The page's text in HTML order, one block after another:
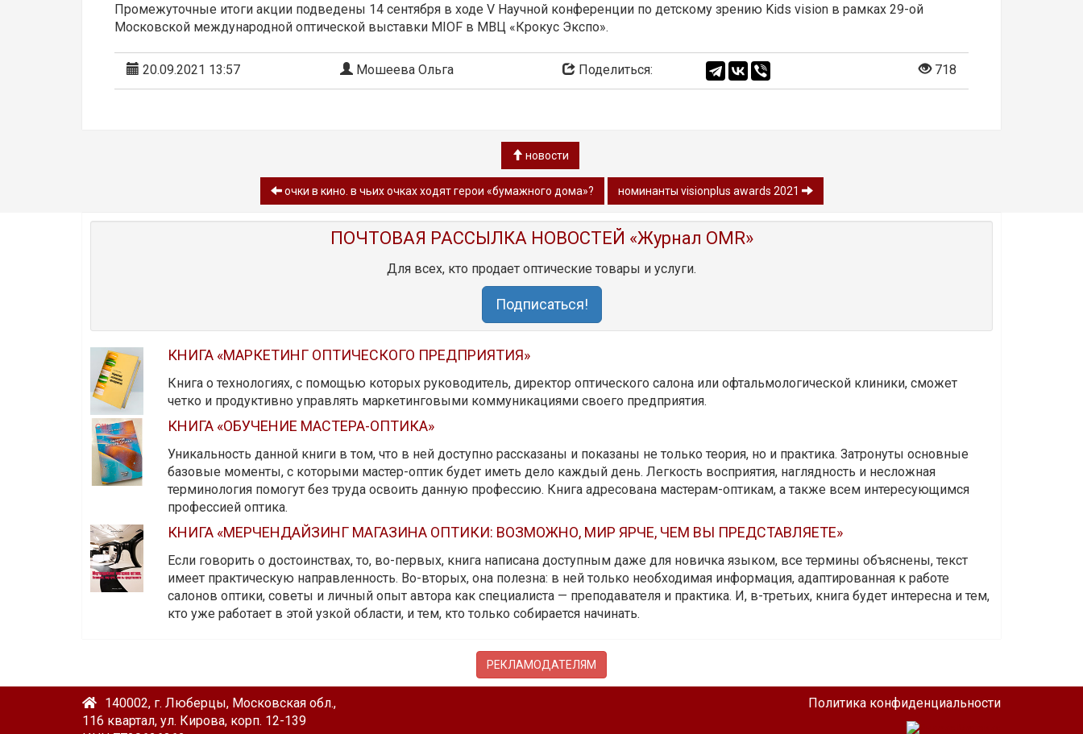
Промежуточные итоги акции подведены 14 сентября в ходе V Научной конференции по детскому зрению Kids vision в рамках 29-ой
Московской международной оптической выставки MIOF в МВЦ «Крокус Экспо».
20.09.2021 13:57 Мошеева Ольга Поделиться: 718
новости
очки в кино. в чьих очках ходят герои «бумажного дома»? номинанты visionplus awards 2021
ПОЧТОВАЯ РАССЫЛКА НОВОСТЕЙ «Журнал OMR»
Для всех, кто продает оптические товары и услуги.
Подписаться!
КНИГА «МАРКЕТИНГ ОПТИЧЕСКОГО ПРЕДПРИЯТИЯ»
Книга о технологиях, с помощью которых руководитель, директор оптического салона или офтальмологической клиники, сможет
четко и продуктивно управлять маркетинговыми коммуникациями своего предприятия.
КНИГА «ОБУЧЕНИЕ МАСТЕРА-ОПТИКА»
Уникальность данной книги в том, что в ней доступно рассказаны и показаны не только теория, но и практика. Затронуты основные
базовые моменты, с которыми мастер-оптик будет иметь дело каждый день. Легкость восприятия, наглядность и несложная
терминология помогут без труда освоить данную профессию. Книга адресована мастерам-оптикам, а также всем интересующимся
профессией оптика.
КНИГА «МЕРЧЕНДАЙЗИНГ МАГАЗИНА ОПТИКИ: ВОЗМОЖНО, МИР ЯРЧЕ, ЧЕМ ВЫ ПРЕДСТАВЛЯЕТЕ»
Если говорить о достоинствах, то, во-первых, книга написана доступным даже для новичка языком, все термины объяснены, текст
имеет практическую направленность. Во-вторых, она полезна: в ней только необходимая информация, адаптированная к работе
салонов оптики, советы и личный опыт автора как специалиста — преподавателя и практика. И, в-третьих, книга будет интересна и тем,
кто уже работает в этой узкой области, и тем, кто только собирается начинать.
РЕКЛАМОДАТЕЛЯМ
140002, г. Люберцы, Московская обл.,
116 квартал, ул. Кирова, корп. 12-139
Политика конфиденциальности